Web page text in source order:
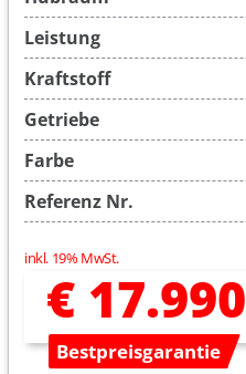
Leistung
Kraftstoff
Getriebe
Farbe
Referenz Nr.
inkl. 19% MwSt.
€ 17.990
Bestpreisgarantie